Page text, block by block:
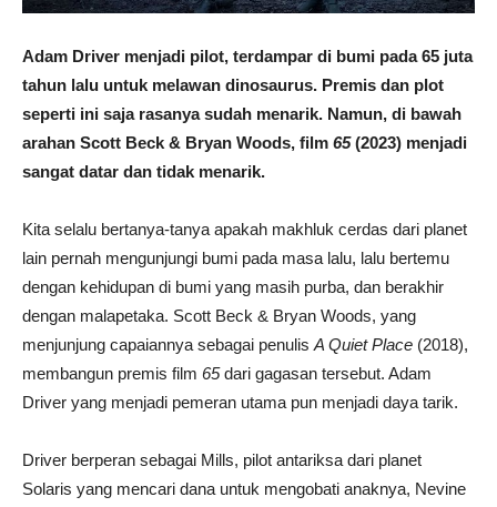
Adam Driver menjadi pilot, terdampar di bumi pada 65 juta
tahun lalu untuk melawan dinosaurus. Premis dan plot
seperti ini saja rasanya sudah menarik. Namun, di bawah
arahan Scott Beck & Bryan Woods, film 65(2023) menjadi
sangat datar dan tidak menarik.
Kita selalu bertanya-tanya apakah makhluk cerdas dari planet
lain pernah mengunjungi bumi pada masa lalu, lalu bertemu
dengan kehidupan di bumi yang masih purba, dan berakhir
dengan malapetaka. Scott Beck & Bryan Woods, yang
menjunjung capaiannya sebagai penulis A Quiet Place (2018),
membangun premis film 65dari gagasan tersebut. Adam
Driver yang menjadi pemeran utama pun menjadi daya tarik.
Driver berperan sebagai Mills, pilot antariksa dari planet
Solaris yang mencari dana untuk mengobati anaknya, Nevine